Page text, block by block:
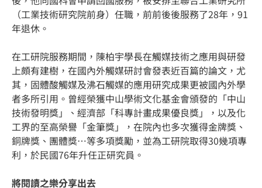
（工業技術研究院前身）任職，前前後後服務了28年，91
年退休。
在工研院服務期間，陳柏宇學長在觸媒技術之應用與研發
上頗有建樹，在國內外觸媒研討會發表近百篇的論文，尤
其，固體酸觸媒及沸石觸媒的應用研究成果更被國內外學
者多所引用。曾經榮獲中山學術文化基金會頒發的「中山
技術發明獎」、經濟部「科專計畫成果優良獎」，以及化
工界的至高榮譽「金筆獎」，在院內也多次獲得金牌獎、
銅牌獎、團體獎…等多項獎勵，並為工研院取得30幾項專
利，於民國76年升任正研究員。
將閱讀之樂分享出去